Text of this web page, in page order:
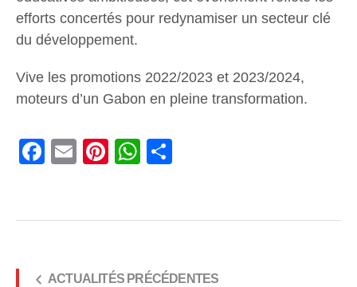
efforts concertés pour redynamiser un secteur clé
du développement.
Vive les promotions 2022/2023 et 2023/2024,
moteurs d’un Gabon en pleine transformation.
Facebook
Email PinterestWhatsApp
ACTUALITÉS PRÉCÉDENTES